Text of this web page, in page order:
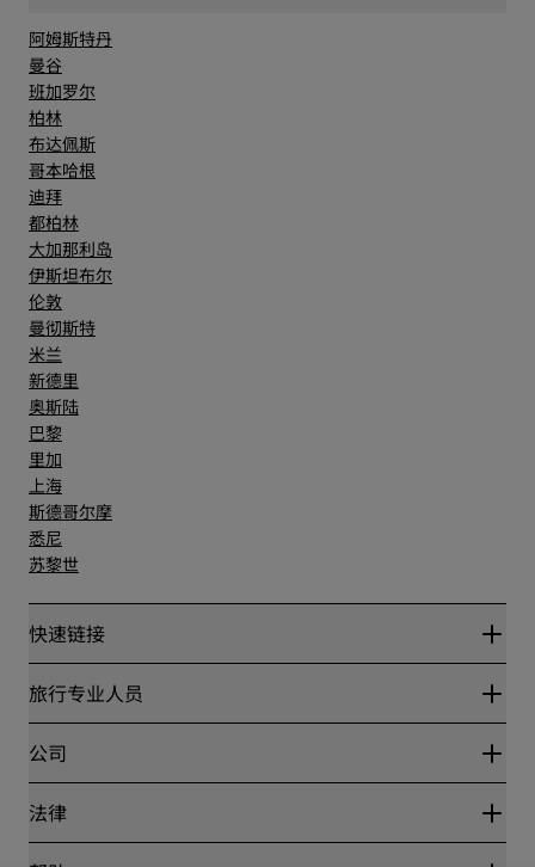
卫生
阿姆斯特丹
曼谷
班加罗尔
柏林
布达佩斯
哥本哈根
迪拜
都柏林
大加那利岛
伊斯坦布尔
伦敦
曼彻斯特
米兰
新德里
奥斯陆
巴黎
里加
上海
斯德哥尔摩
悉尼
苏黎世
快速链接
丽赏会
Blog
目的地
丽笙酒店集团APP
体育认证酒店
旅行专业人员
合作伙伴
公司
丽笙酒店集团
工作机会 RHG
法律